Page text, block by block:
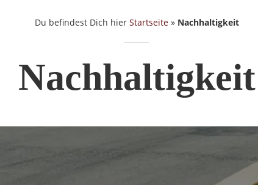
Du befindest Dich hier Startseite» Nachhaltigkeit
Nachhaltigkeit